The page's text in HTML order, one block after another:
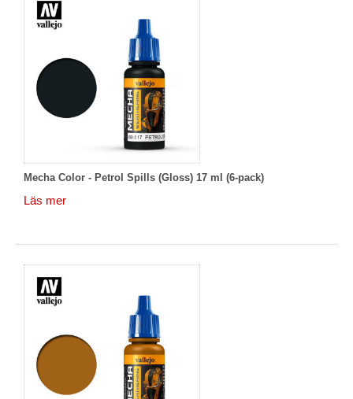
Mecha Color - Petrol Spills (Gloss) 17 ml (6-pack)
Läs mer